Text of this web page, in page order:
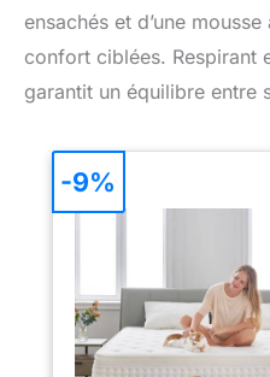
ensachés et d’une
confort ciblées. Respirant
garantit un équilibre entre
-9%